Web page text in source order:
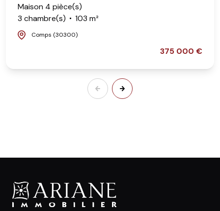
Maison 4 pièce(s)
3 chambre(s)
103 m²
Comps (30300)
375 000 €